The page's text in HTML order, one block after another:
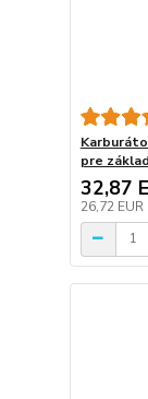
pre
32,87
26,72 EUR